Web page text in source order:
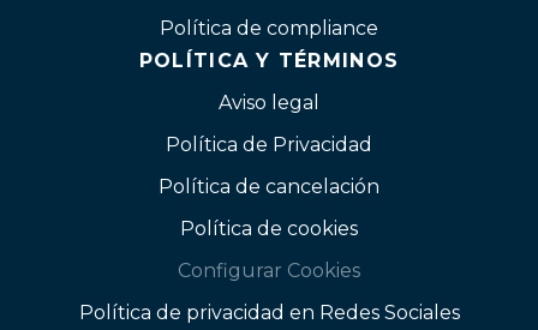
Política de compliance
POLÍTICA Y TÉRMINOS
Aviso legal
Política de Privacidad
Política de cancelación
Política de cookies
Configurar Cookies
Política de privacidad en Redes Sociales